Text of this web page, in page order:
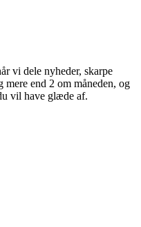
vi dele nyheder, skarpe
end 2 om måneden, og
vil have glæde af.